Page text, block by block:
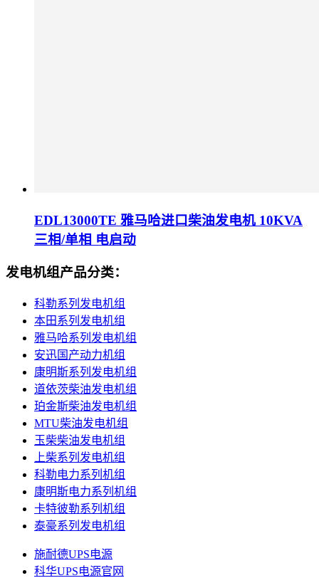
EDL13000TE 雅马哈进口柴油发电机 10KVA
三相/单相 电启动
发电机组产品分类：
科勒系列发电机组
本田系列发电机组
雅马哈系列发电机组
安迅国产动力机组
康明斯系列发电机组
道依茨柴油发电机组
珀金斯柴油发电机组
MTU柴油发电机组
玉柴柴油发电机组
上柴系列发电机组
科勒电力系列机组
康明斯电力系列机组
卡特彼勒系列机组
泰豪系列发电机组
施耐德UPS电源
科华UPS电源官网